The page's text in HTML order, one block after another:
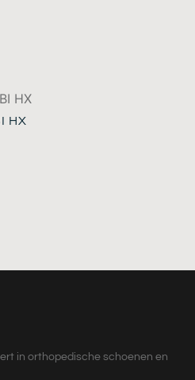
HX
in orthopedische schoenen en